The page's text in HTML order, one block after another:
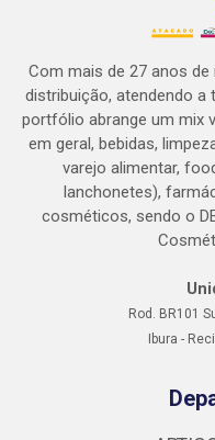
Com mais de 27 anos
distribuição, atendendo a
portfólio abrange um mix
em geral, bebidas,
varejo alimentar,
lanchonetes),
cosméticos, sendo o
Rod. BR101
Ibura -